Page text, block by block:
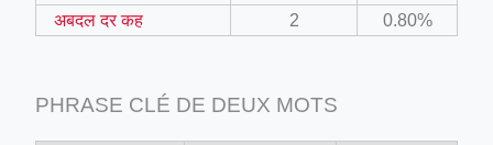
shredder-plant-equipment/scrap-shredder-fabrication
अबदल दर कह
2 0.80%
PHRASE CLÉ DE DEUX MOTS